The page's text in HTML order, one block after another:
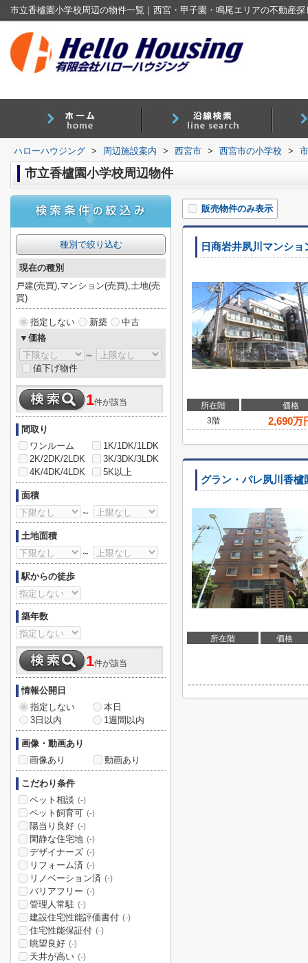
市立香櫨園小学校周辺の物件一覧｜西宮・甲子園・鳴尾エリアの不動産
ハローハウジング > 周辺施設案内 > 西宮市 > 西宮市の小学校 >
市立香櫨園小学校周辺物件
販売物件のみ表示
日商岩井夙川マンショ
所在階
価格
3階
2,690万
グラン・パレ夙川香櫨
所在階 価格
種別で絞り込む
現在の種別
戸建(売買),マンション(売買),土地(売
買)
指定しない 新築
中古
▼価格
～
値下げ物件
1件が該当
間取り
ワンルーム
1K/1DK/1LDK
2K/2DK/2LDK
3K/3DK/3LDK
4K/4DK/4LDK
5K以上
面積
～
土地面積
～
駅からの徒歩
築年数
1件が該当
情報公開日
指定しない
本日
3日以内
1週間以内
画像・動画あり
画像あり
動画あり
こだわり条件
ペット相談 (-)
ペット飼育可 (-)
陽当り良好 (-)
閑静な住宅地 (-)
デザイナーズ (-)
リフォーム済 (-)
リノベーション済 (-)
バリアフリー (-)
管理人常駐 (-)
建設住宅性能評価書付 (-)
住宅性能保証付 (-)
眺望良好 (-)
天井が高い (-)